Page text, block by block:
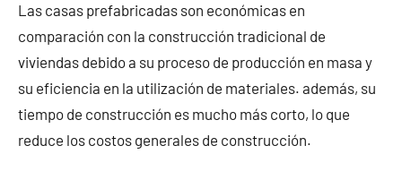
Las casas prefabricadas son económicas en
comparación con la construcción tradicional de
viviendas debido a su proceso de producción en masa y
su eficiencia en la utilización de materiales. además, su
tiempo de construcción es mucho más corto, lo que
reduce los costos generales de construcción.